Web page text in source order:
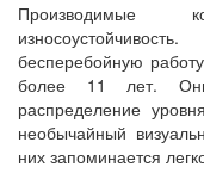
Производимые
бесперебойную работу
более 11 лет.
распределение
необычайный
них запоминается